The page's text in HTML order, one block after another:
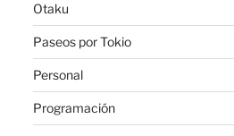
Otaku
Paseos por Tokio
Personal
Programación